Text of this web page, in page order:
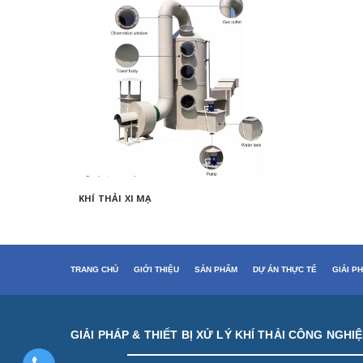
KHÍ THẢI XI MẠ
TRANG CHỦ GIỚI THIỆU SẢN PHẨM DỰ ÁN THỰC TẾ GIẢI
GIẢI PHÁP & THIẾT BỊ XỬ LÝ KHÍ THẢI CÔNG